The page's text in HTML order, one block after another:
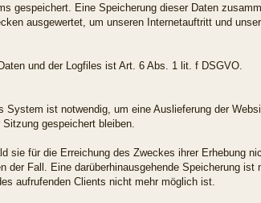
gespeichert. Eine Speicherung dieser Daten
ausgewertet, um unseren Internetauftritt und
und der Logfiles ist Art. 6 Abs. 1 lit. f DSGVO.
ist notwendig, um eine Auslieferung der
gespeichert bleiben.
sie für die Erreichung des Zweckes ihrer Erhebung
Fall. Eine darüberhinausgehende Speicherung
aufrufenden Clients nicht mehr möglich ist.